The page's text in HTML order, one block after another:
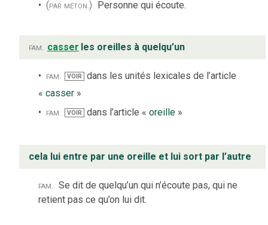
(par méton.)
Personne qui écoute.
fam. casser les oreilles à quelqu’un
fam. VOIR
dans les unités lexicales de l’article
« casser »
fam.
VOIR dans l’article « oreille»
cela lui entre par une oreille et lui sort par l’autre
fam. Se dit de quelqu’un qui n’écoute pas, qui ne
retient pas ce qu’on lui dit.